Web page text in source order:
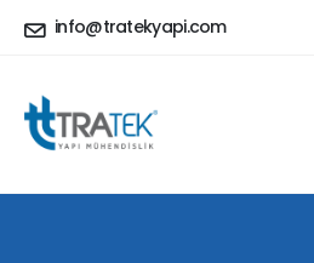
info@tratekyapi.com